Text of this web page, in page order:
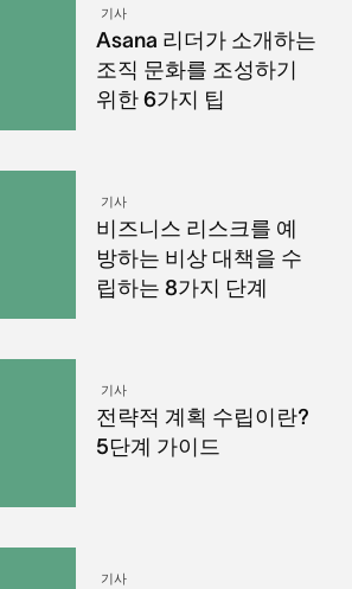
기사
Asana 리더가 소개하는
조직 문화를 조성하기
위한 6가지 팁
기사
비즈니스 리스크를 예
방하는 비상 대책을 수
립하는 8가지 단계
기사
전략적 계획 수립이란?
5단계 가이드
기사